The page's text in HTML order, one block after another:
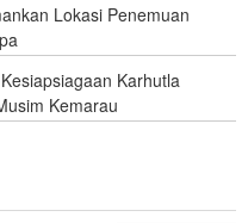
Lokasi Penemuan
Karhutla
Kemarau